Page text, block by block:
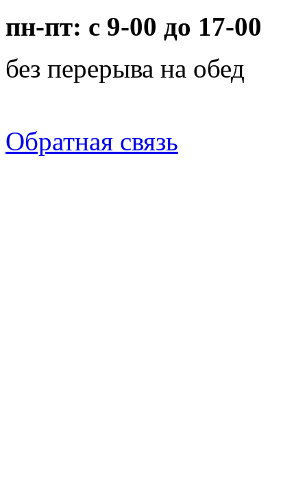
пн-пт: с 9-00 до 17-00
без перерыва на обед
Обратная связь